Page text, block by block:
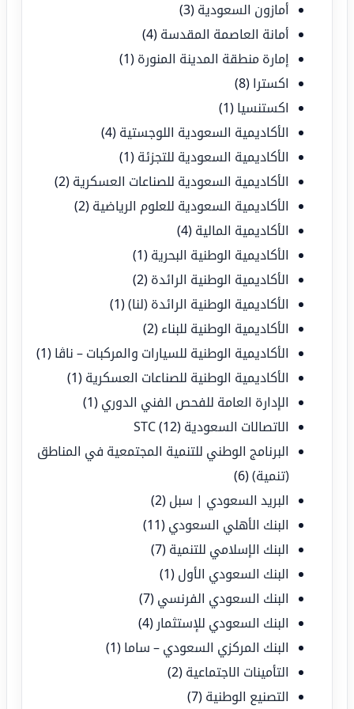
أمازون السعودية (3)
أمانة العاصمة المقدسة (4)
إمارة منطقة المدينة المنورة (1)
اكسترا (8)
اكستنسيا (1)
الأكاديمية السعودية اللوجستية (4)
الأكاديمية السعودية للتجزئة (1)
الأكاديمية السعودية للصناعات العسكرية (2)
الأكاديمية السعودية للعلوم الرياضية (2)
الأكاديمية المالية (4)
الأكاديمية الوطنية البحرية (1)
الأكاديمية الوطنية الرائدة (2)
الأكاديمية الوطنية الرائدة (لنا)(1)
الأكاديمية الوطنية للبناء (2)
الأكاديمية الوطنية للسيارات والمركبات – ناڤا (1)
الأكاديمية الوطنية للصناعات العسكرية (1)
الإدارة العامة للفحص الفني الدوري (1)
الاتصالات السعودية STC (12)
البرنامج الوطني للتنمية المجتمعية في المناطق
(تنمية)(6)
البريد السعودي | سبل (2)
البنك الأهلي السعودي (11)
البنك الإسلامي للتنمية (7)
البنك السعودي الأول (1)
البنك السعودي الفرنسي (7)
البنك السعودي للإستثمار (4)
البنك المركزي السعودي – ساما (1)
التأمينات الاجتماعية (2)
التصنيع الوطنية (7)